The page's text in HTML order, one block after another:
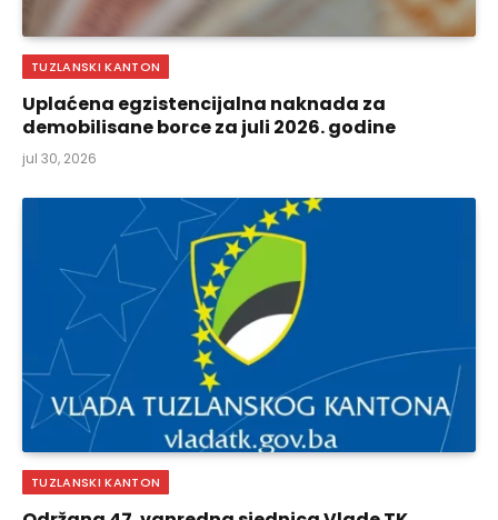
TUZLANSKI KANTON
Uplaćena egzistencijalna naknada za
demobilisane borce za juli 2026. godine
jul 30, 2026
TUZLANSKI KANTON